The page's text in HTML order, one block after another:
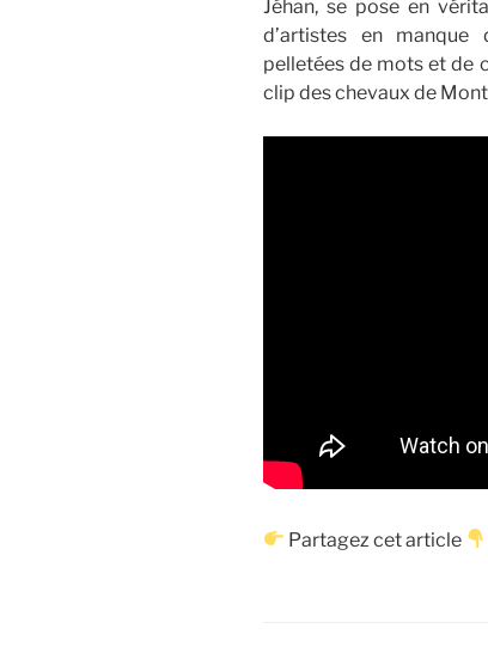
Jéhan, se pose en
d’artistes en manque
pelletées de mots et de
clip des chevaux de
Partagez cet article